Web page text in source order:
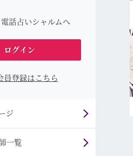
話占いシャルムへ
ログイン
員登録はこちら
ジ
一覧